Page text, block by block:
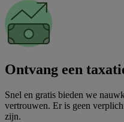
Ontvang een
Snel en gratis bieden we
vertrouwen. Er is geen
zijn.